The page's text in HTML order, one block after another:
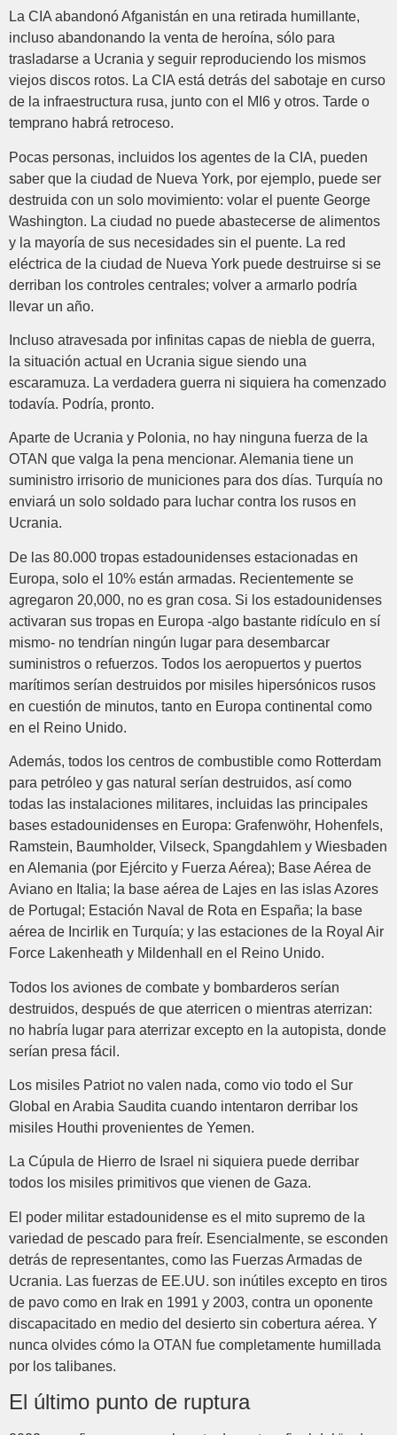
La CIA abandonó Afganistán en una retirada humillante,
incluso abandonando la venta de heroína, sólo para
trasladarse a Ucrania y seguir reproduciendo los mismos
viejos discos rotos. La CIA está detrás del sabotaje en curso
de la infraestructura rusa, junto con el MI6 y otros. Tarde o
temprano habrá retroceso.
Pocas personas, incluidos los agentes de la CIA, pueden
saber que la ciudad de Nueva York, por ejemplo, puede ser
destruida con un solo movimiento: volar el puente George
Washington. La ciudad no puede abastecerse de alimentos
y la mayoría de sus necesidades sin el puente. La red
eléctrica de la ciudad de Nueva York puede destruirse si se
derriban los controles centrales; volver a armarlo podría
llevar un año.
Incluso atravesada por infinitas capas de niebla de guerra,
la situación actual en Ucrania sigue siendo una
escaramuza. La verdadera guerra ni siquiera ha comenzado
todavía. Podría, pronto.
Aparte de Ucrania y Polonia, no hay ninguna fuerza de la
OTAN que valga la pena mencionar. Alemania tiene un
suministro irrisorio de municiones para dos días. Turquía no
enviará un solo soldado para luchar contra los rusos en
Ucrania.
De las 80.000 tropas estadounidenses estacionadas en
Europa, solo el 10% están armadas. Recientemente se
agregaron 20,000, no es gran cosa. Si los estadounidenses
activaran sus tropas en Europa -algo bastante ridículo en sí
mismo- no tendrían ningún lugar para desembarcar
suministros o refuerzos. Todos los aeropuertos y puertos
marítimos serían destruidos por misiles hipersónicos rusos
en cuestión de minutos, tanto en Europa continental como
en el Reino Unido.
Además, todos los centros de combustible como Rotterdam
para petróleo y gas natural serían destruidos, así como
todas las instalaciones militares, incluidas las principales
bases estadounidenses en Europa: Grafenwöhr, Hohenfels,
Ramstein, Baumholder, Vilseck, Spangdahlem y Wiesbaden
en Alemania (por Ejército y Fuerza Aérea); Base Aérea de
Aviano en Italia; la base aérea de Lajes en las islas Azores
de Portugal; Estación Naval de Rota en España; la base
aérea de Incirlik en Turquía; y las estaciones de la Royal Air
Force Lakenheath y Mildenhall en el Reino Unido.
Todos los aviones de combate y bombarderos serían
destruidos, después de que aterricen o mientras aterrizan:
no habría lugar para aterrizar excepto en la autopista, donde
serían presa fácil.
Los misiles Patriot no valen nada, como vio todo el Sur
Global en Arabia Saudita cuando intentaron derribar los
misiles Houthi provenientes de Yemen.
La Cúpula de Hierro de Israel ni siquiera puede derribar
todos los misiles primitivos que vienen de Gaza.
El poder militar estadounidense es el mito supremo de la
variedad de pescado para freír. Esencialmente, se esconden
detrás de representantes, como las Fuerzas Armadas de
Ucrania. Las fuerzas de EE.UU. son inútiles excepto en tiros
de pavo como en Irak en 1991 y 2003, contra un oponente
discapacitado en medio del desierto sin cobertura aérea. Y
nunca olvides cómo la OTAN fue completamente humillada
por los talibanes.
El último punto de ruptura